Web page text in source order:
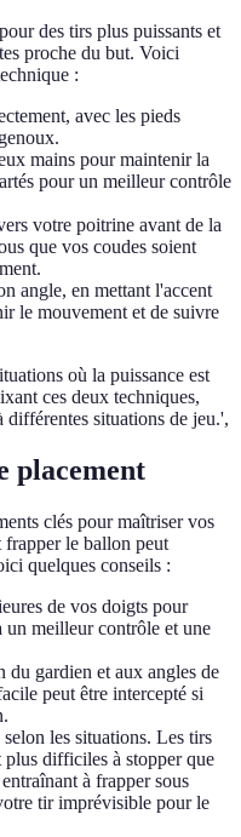
des tirs plus puissants et
proche du but. Voici
:
avec les pieds
mains pour maintenir la
pour un meilleur contrôle
votre poitrine avant de la
que vos coudes soient
angle, en mettant l'accent
le mouvement et de suivre
où la puissance est
ces deux techniques,
situations de jeu.',
placement
clés pour maîtriser vos
le ballon peut
quelques conseils :
de vos doigts pour
un meilleur contrôle et une
du gardien et aux angles de
peut être intercepté si
les situations. Les tirs
plus difficiles à stopper que
à frapper sous
tir imprévisible pour le